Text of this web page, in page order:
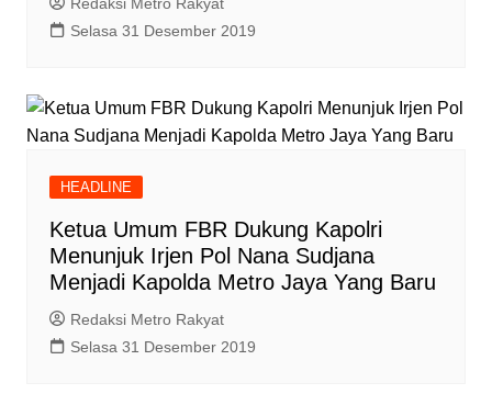
Redaksi Metro Rakyat
Selasa 31 Desember 2019
HEADLINE
Ketua Umum FBR Dukung Kapolri
Menunjuk Irjen Pol Nana Sudjana
Menjadi Kapolda Metro Jaya Yang Baru
Redaksi Metro Rakyat
Selasa 31 Desember 2019